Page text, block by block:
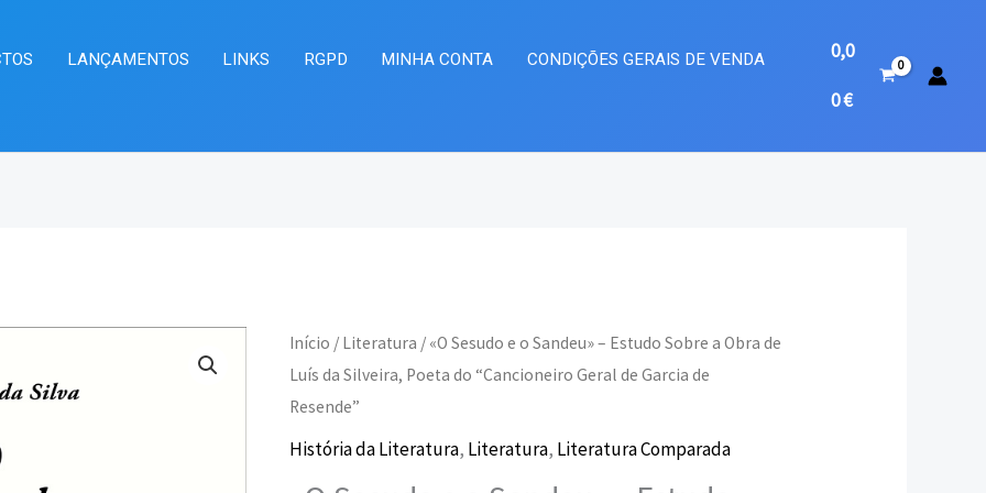
LANÇAMENTOS LINKS RGPD MINHA CONTA
CONDIÇÕES GERAIS DE VENDA
0,0
0€
Início / Literatura / «O Sesudo e o Sandeu» – Estudo Sobre a Obra de
Luís da Silveira, Poeta do “Cancioneiro Geral de Garcia de
Resende”
História da Literatura, Literatura, Literatura Comparada
O
original
O
atual
Quantidade
de
«O
Sesudo